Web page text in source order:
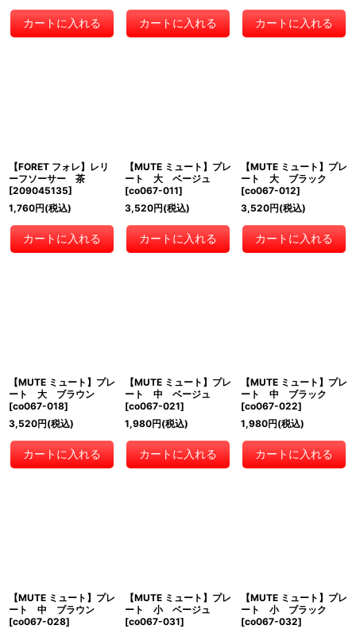
カートに入れる カートに入れる カートに入れる
【FORET フォレ】レリ
ーフソーサー 茶
[209045135]
1,760円(税込)
カートに入れる
【MUTE ミュート】プレ
ート 大 ベージュ
[co067-011]
3,520円(税込)
カートに入れる
【MUTE ミュート】プレ
ート 大 ブラック
[co067-012]
3,520円(税込)
カートに入れる
【MUTE ミュート】プレ
ート 大 ブラウン
[co067-018]
3,520円(税込)
カートに入れる
【MUTE ミュート】プレ
ート 中 ベージュ
[co067-021]
1,980円(税込)
カートに入れる
【MUTE ミュート】プレ
ート 中 ブラック
[co067-022]
1,980円(税込)
カートに入れる
【MUTE ミュート】プレ
ート 中 ブラウン
[co067-028]
【MUTE ミュート】プレ
ート 小 ベージュ
[co067-031]
【MUTE ミュート】プレ
ート 小 ブラック
[co067-032]